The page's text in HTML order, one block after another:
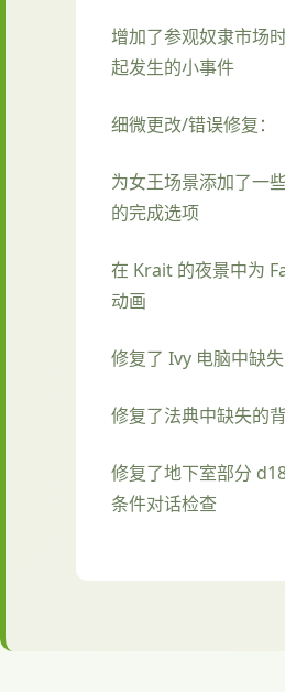
增加了参观奴隶市场
起发生的小事件
细微更改/错误修复：
为女王场景添加了一
的完成选项
在 Krait 的夜景中为
动画
修复了 Ivy 电脑中缺
修复了法典中缺失的
修复了地下室部分
条件对话检查